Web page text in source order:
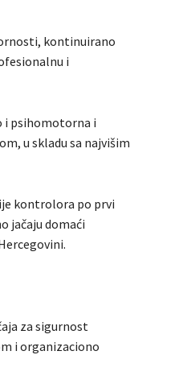
kontinuirano
i
i psihomotorna i
u skladu sa najvišim
kontrolora po prvi
jačaju domaći
za sigurnost
i organizaciono